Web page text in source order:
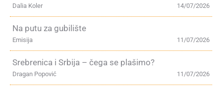
14/07/2026
Dalia Koler
Na putu za gubilište
11/07/2026
Emisija
Srebrenica i Srbija – čega se plašimo?
11/07/2026
Dragan Popović